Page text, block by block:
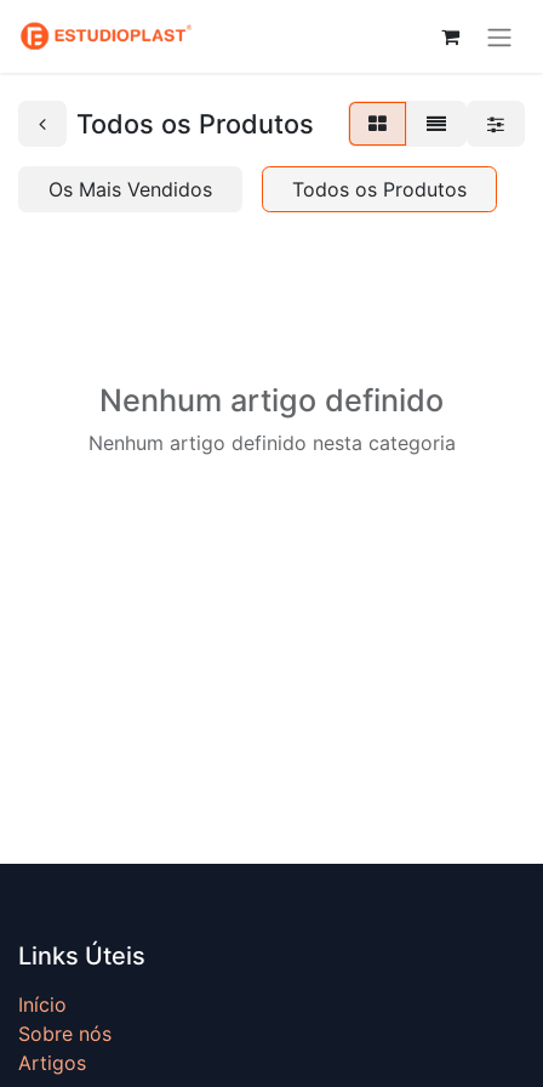
Todos os Produtos
Os Mais Vendidos Todos os Produtos
Nenhum artigo definido
Nenhum artigo definido nesta categoria
Links Úteis
Início
Sobre nós
Artigos